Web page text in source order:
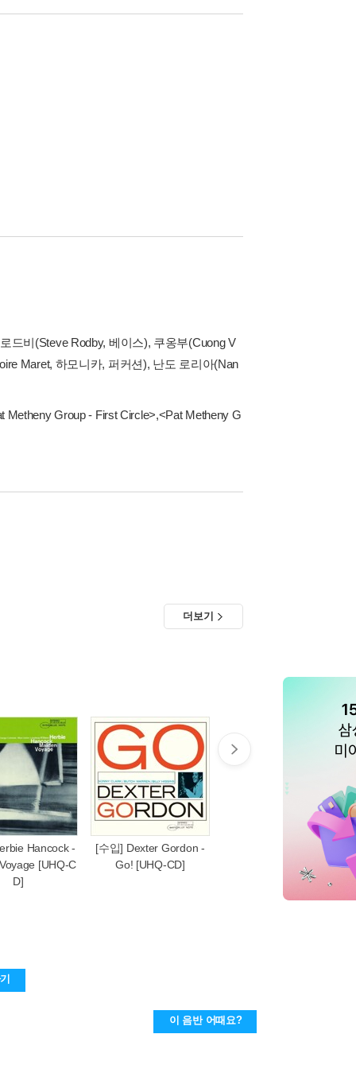
드비(Steve Rodby, 베이스), 쿠옹부(Cuong V
Maret, 하모니카, 퍼커션), 난도 로리아(Nan
Metheny Group - First Circle>,<Pat Metheny G
더보기
Hancock -
[UHQ-C
D]
[수입] Dexter Gordon -
Go! [UHQ-CD]
이 음반 어때요?